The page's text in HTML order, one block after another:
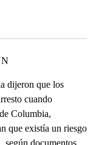
dijeron que los
cuando
Columbia,
que existía un riesgo